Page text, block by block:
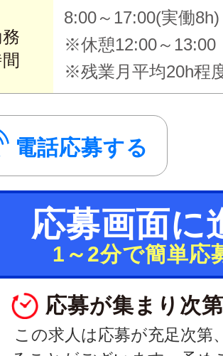
8:00～17:00(実働8h)
※休憩12:00～13:00
※残業月平均20h程
電話応募する
応募画面に
1～2分で簡単応
応募が集まり次
この求人は応募が充足次第